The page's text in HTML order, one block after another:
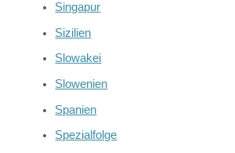
Singapur
Sizilien
Slowakei
Slowenien
Spanien
Spezialfolge